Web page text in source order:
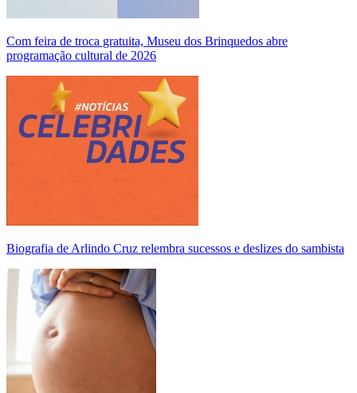
Com feira de troca gratuita, Museu dos Brinquedos abre
programação cultural de 2026
Biografia de Arlindo Cruz relembra sucessos e deslizes do sambista